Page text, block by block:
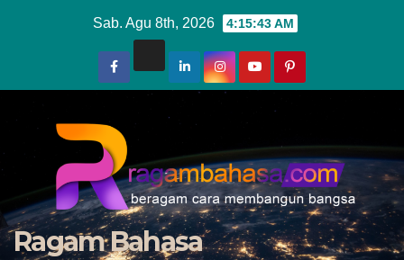
Sab. Agu 8th, 2026 4:15:45 AM
Ragam Bahasa